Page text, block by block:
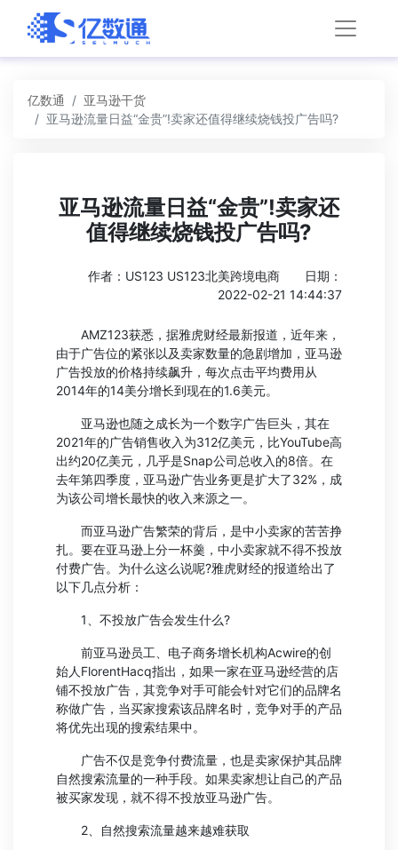
亿数通
亚马逊干货
亚马逊流量日益“金贵”!卖家还值得继续烧钱投广告吗?
亚马逊流量日益“金贵”!卖家还
值得继续烧钱投广告吗?
作者：US123 US123北美跨境电商
日期：
2022-02-21 14:44:37
AMZ123获悉，据雅虎财经最新报道，近年来，
由于广告位的紧张以及卖家数量的急剧增加，亚马逊
广告投放的价格持续飙升，每次点击平均费用从
2014年的14美分增长到现在的1.6美元。
亚马逊也随之成长为一个数字广告巨头，其在
2021年的广告销售收入为312亿美元，比YouTube高
出约20亿美元，几乎是Snap公司总收入的8倍。在
去年第四季度，亚马逊广告业务更是扩大了32%，成
为该公司增长最快的收入来源之一。
而亚马逊广告繁荣的背后，是中小卖家的苦苦挣
扎。要在亚马逊上分一杯羹，中小卖家就不得不投放
付费广告。为什么这么说呢?雅虎财经的报道给出了
以下几点分析：
1、不投放广告会发生什么?
前亚马逊员工、电子商务增长机构Acwire的创
始人FlorentHacq指出，如果一家在亚马逊经营的店
铺不投放广告，其竞争对手可能会针对它们的品牌名
称做广告，当买家搜索该品牌名时，竞争对手的产品
将优先出现的搜索结果中。
广告不仅是竞争付费流量，也是卖家保护其品牌
自然搜索流量的一种手段。如果卖家想让自己的产品
被买家发现，就不得不投放亚马逊广告。
2、自然搜索流量越来越难获取